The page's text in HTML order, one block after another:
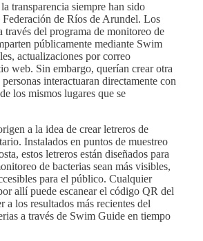
transparencia siempre han sido
Federación de Ríos de Arundel. Los
través del programa de monitoreo de
públicamente mediante Swim
actualizaciones por correo
web. Sin embargo, querían crear otra
interactuaran directamente con
los mismos lugares que se
a la idea de crear letreros de
Instalados en puntos de muestreo
estos letreros están diseñados para
de bacterias sean más visibles,
para el público. Cualquier
allí puede escanear el código QR del
a los resultados más recientes del
a través de Swim Guide en tiempo